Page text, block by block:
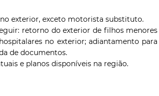
exterior, exceto motorista substituto.
retorno do exterior de filhos menores
no exterior; adiantamento para
de documentos.
e planos disponíveis na região.